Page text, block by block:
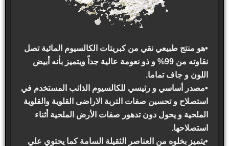
•هو منتج طبيعي نقي من كبريتات الكالسيوم المائية تصل
نقاوته من 99% و ذو نعومة عالية جداً ويتميز بأنه أبيض
اللون و جاف تماما.
•مصدر أساسي و رئيسي للكالسيوم الذائب المستخدم في
استصلاح و تحسين صفات التربة الاراضى القلوية والقلوية
الملحية و يحول دون تدهور صفات الأرض الملحية أثناء
استصلاحها.
•يتميز بخلوه من العناصر الثقيلة السامة كما يحتوي علي